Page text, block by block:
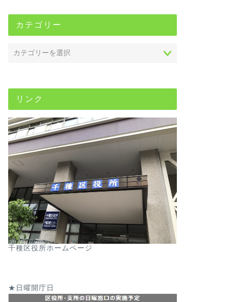
カテゴリー
リンク
千種区役所ホームページ
★日曜開庁日